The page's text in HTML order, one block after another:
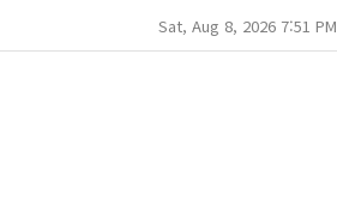
Sat, Aug 8, 2026 7:51 PM